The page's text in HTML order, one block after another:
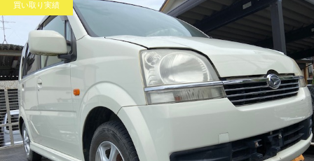
買い取り実績